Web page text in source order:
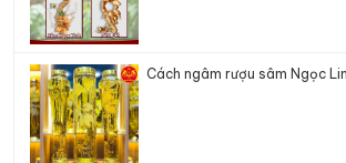
Cách ngâm rượu sâm Ngọc